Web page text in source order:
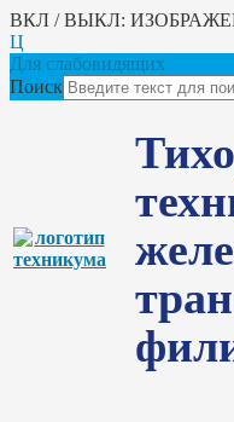
ВКЛ / ВЫКЛ:
Ц
Для слабовидящих
Поиск